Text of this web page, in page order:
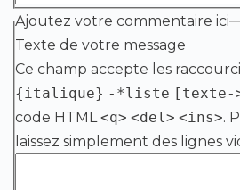
Ajoutez votre commentaire ici
Texte de votre message
Ce champ accepte les
{italique} -*liste [texte-
code HTML<q> <del> <ins>.
laissez simplement des lignes